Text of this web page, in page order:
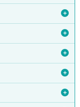
＋
＋
＋
＋
＋